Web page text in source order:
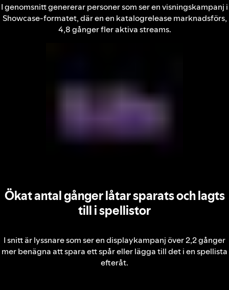
I genomsnitt genererar personer som ser en visningskampanj i
Showcase-formatet, där en en katalogrelease marknadsförs,
4,8 gånger fler aktiva streams.
Ökat antal gånger låtar sparats och lagts
till i spellistor
I snitt är lyssnare som ser en displaykampanj över 2,2 gånger
mer benägna att spara ett spår eller lägga till det i en spellista
efteråt.